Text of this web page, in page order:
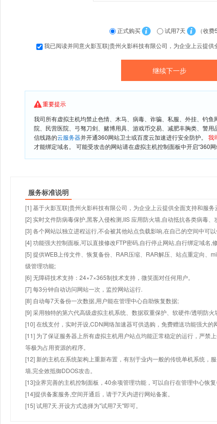
正式购买 试用7天
（收费
我已阅读并同意火影互联|贵州火影科技有限公司，为企业上云提
重要提示
我司所有虚拟主机均禁止色情、木马、病毒、诈骗、私服、外挂、钓
院、民营医院、弓驽刀剑、赌博用具、游戏币交易、减肥丰胸类、警
信线路的云服务器并开通360网站卫士或百度云加速进行安全防护。 我
才能绑定域名。 可能受攻击的网站请在虚拟主机控制面板中开启“360
服务标准说明
[1] 基于火影互联|贵州火影科技有限公司，为企业上云提供全面支持和服
[2] 实时文件防病毒保护,黑客入侵检测,IIS 应用防火墙,自动抵抗各类病毒、
[3] 各个网站以独立进程运行,不会被其他站点负载影响,在自己的空间中可
[4] 功能强大控制面板,可以直接修改FTP密码,自行停止网站,自行绑定域名,
[5] 提供WEB上传文件、恢复备份、RAR压缩、RAR解压、站点重定向、
级管理功能;
[6] 无障碍技术支持：24×7×365制技术支持，微笑面对任何用户。
[7] 每3分钟自动访问网站一次，监控网站运行.
[8] 自动每7天备份一次数据,用户能在管理中心自助恢复数据;
[9] 采用独特的第六代高级虚拟主机系统、数据双重保护、软硬件/透明防火
[10] 在线支付，实时开设,CDN网络加速器可供选购，免费赠送功能强大
[11] 为了保证服务器上所有虚拟主机用户站点均能正常稳定的运行，严禁
等极为占用资源的程序。
[12] 新的主机在系统架构上重新布置，有别于业内一般的传统单机系统，
墙,完全效抵御DDOS攻击。
[13]业界完善的主机控制面板，40余项管理功能，可以自行在管理中心恢
[14]提供备案服务,空间开通后，请于7天内进行网站备案。
[15] 试用7天.开设方式选择为"试用7天"即可。